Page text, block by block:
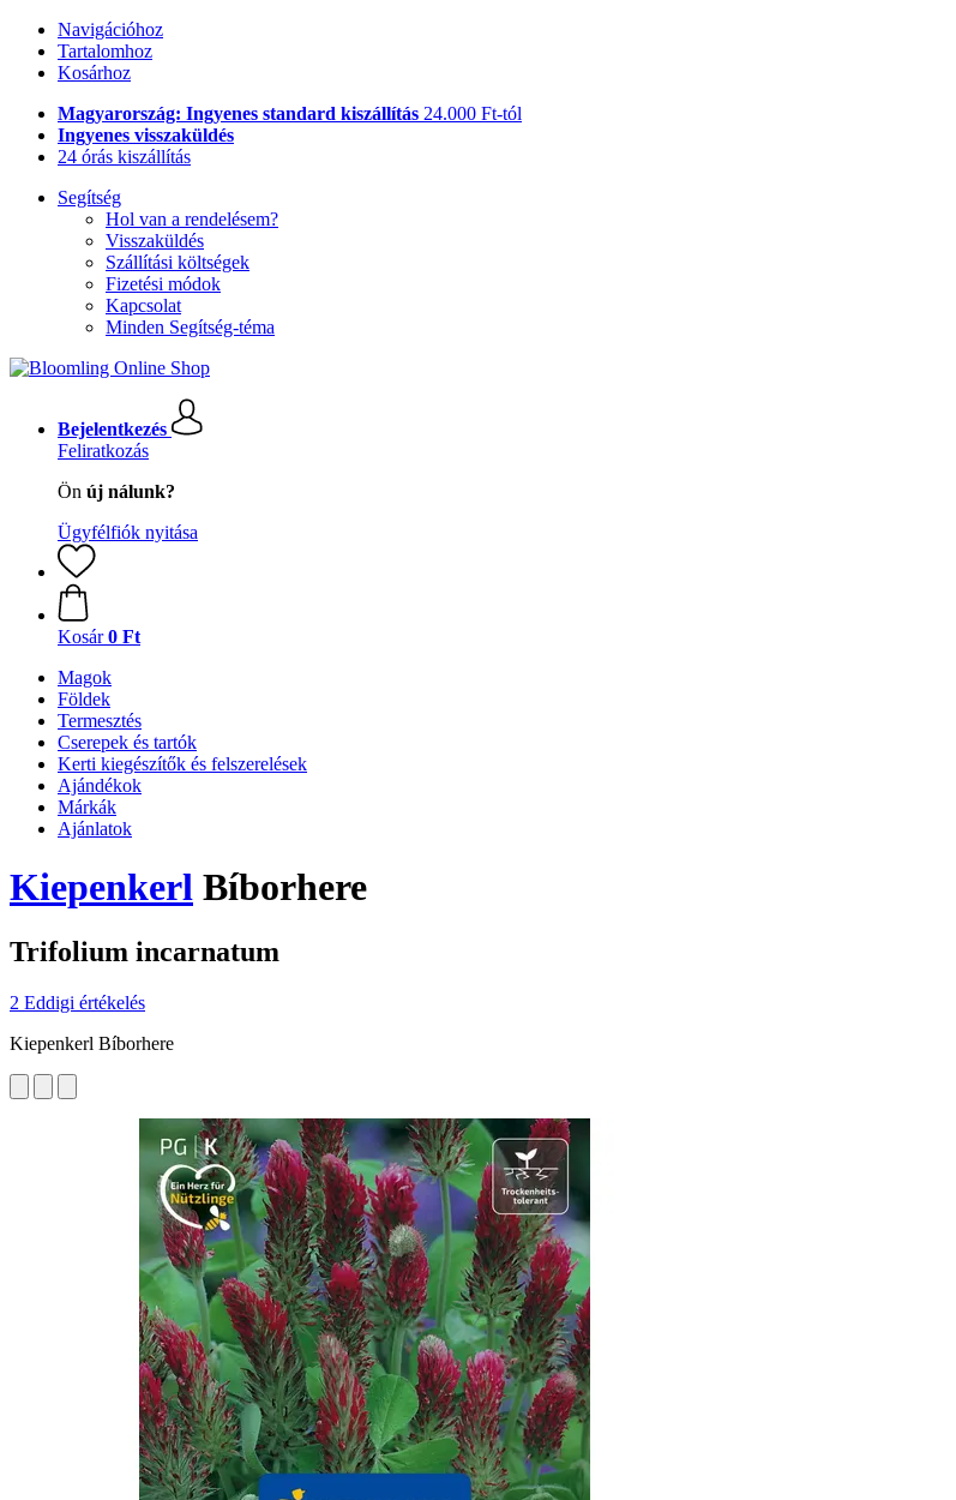
Navigációhoz
Tartalomhoz
Kosárhoz
Magyarország: Ingyenes standard kiszállítás 24.000 Ft-tól
Ingyenes visszaküldés
24 órás kiszállítás
Segítség
Hol van a rendelésem?
Visszaküldés
Szállítási költségek
Fizetési módok
Kapcsolat
Minden Segítség-téma
Bejelentkezés
Feliratkozás
Ön új nálunk?
Ügyfélfiók nyitása
Kosár 0 Ft
Magok
Földek
Termesztés
Cserepek és tartók
Kerti kiegészítők és felszerelések
Ajándékok
Márkák
Ajánlatok
Kiepenkerl Bíborhere
Trifolium incarnatum
2 Eddigi értékelés
Kiepenkerl Bíborhere